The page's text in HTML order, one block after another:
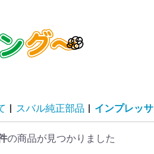
| スバル純正部品 | インプレッサ
の商品が見つかりました